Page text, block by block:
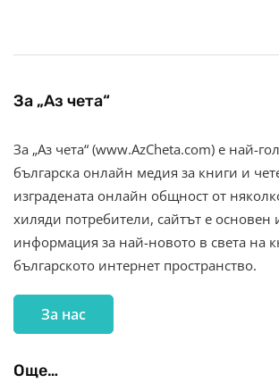
За „Аз чета“
За „Аз чета“ (www.AzCheta.com) е най-
българска онлайн медия за книги и
изградената онлайн общност от
хиляди потребители, сайтът е основен
информация за най-новото в света на
българското интернет пространство.
За нас
Още…